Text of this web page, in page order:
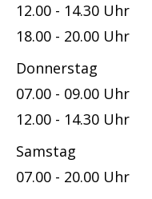
12.00 - 14.30 Uhr
18.00 - 20.00 Uhr
Donnerstag
07.00 - 09.00 Uhr
12.00 - 14.30 Uhr
Samstag
07.00 - 20.00 Uhr